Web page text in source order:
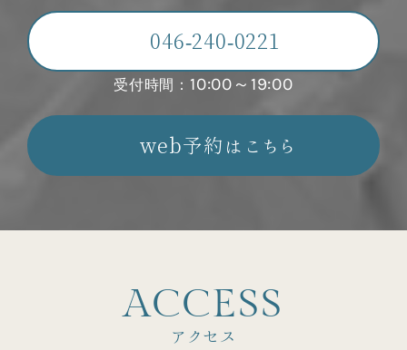
046-240-0221
受付時間： 10:00～19:00
web予約はこちら
ACCESS
アクセス